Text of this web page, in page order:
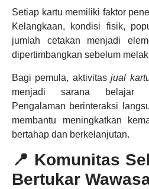
Setiap kartu memiliki faktor
Kelangkaan, kondisi fisik,
jumlah cetakan menjadi
dipertimbangkan sebelum
Bagi pemula, aktivitasjual
menjadi sarana belajar
Pengalaman berinteraksi
membantu meningkatkan
bertahap dan berkelanjutan.
📍 Komunitas
Bertukar